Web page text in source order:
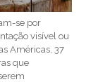
se por
visível ou
Américas, 37
que